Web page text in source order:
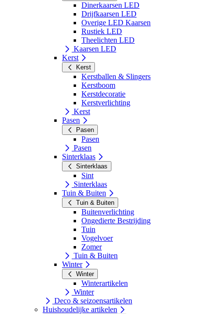
Dinerkaarsen LED
Drijfkaarsen LED
Overige LED Kaarsen
Rustiek LED
Theelichten LED
Kaarsen LED
Kerst
Kerst
Kerstballen & Slingers
Kerstboom
Kerstdecoratie
Kerstverlichting
Kerst
Pasen
Pasen
Pasen
Pasen
Sinterklaas
Sinterklaas
Sint
Sinterklaas
Tuin & Buiten
Tuin & Buiten
Buitenverlichting
Ongedierte Bestrijding
Tuin
Vogelvoer
Zomer
Tuin & Buiten
Winter
Winter
Winterartikelen
Winter
Deco & seizoensartikelen
Huishoudelijke artikelen